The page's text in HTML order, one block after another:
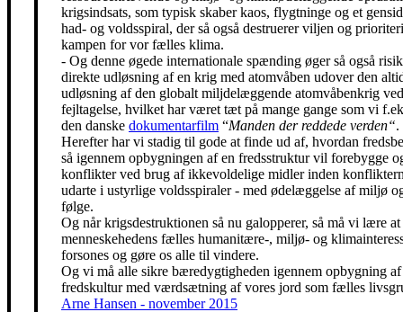
krigsindsats, som typisk skaber kaos, flygtninge og et
had- og voldsspiral, der så også destruerer viljen og
kampen for vor fælles klima.
- Og denne øgede internationale spænding øger så også
direkte udløsning af en krig med atomvåben udover den
udløsning af den globalt miljdelæggende atomvåbenkrig
fejltagelse, hvilket har været tæt på mange gange som vi
den danske dokumentarfilm “Manden der reddede verden“.
Herefter har vi stadig til gode at finde ud af, hvordan
så igennem opbygningen af en fredsstruktur vil forebygge
konflikter ved brug af ikkevoldelige midler inden
udarte i ustyrlige voldsspiraler - med ødelæggelse af miljø
følge.
Og når krigsdestruktionen så nu galopperer, så må vi lære
menneskehedens fælles humanitære-, miljø- og
forsones og gøre os alle til vindere.
Og vi må alle sikre bæredygtigheden igennem opbygning af
fredskultur med værdsætning af vores jord som fælles
Arne Hansen - november 2015